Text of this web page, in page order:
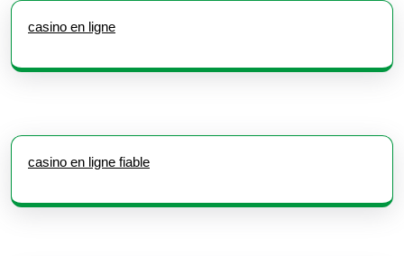
casino en ligne
casino en ligne fiable